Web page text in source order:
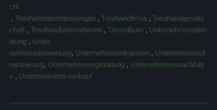
cht
,Treuhanddienstleistungen ,Treuhandfirma ,Treuhandgesells
chaft ,Treuhandunternehmen ,Treundbüro , Unternehmensber
atung , Unter-
nehmensbewertung, Unternehmensfinanzen , Unternehmensfi
nanzierung, Unternehmensgründung , Unternehmensnachfolg
e , Unternehmens-verkauf